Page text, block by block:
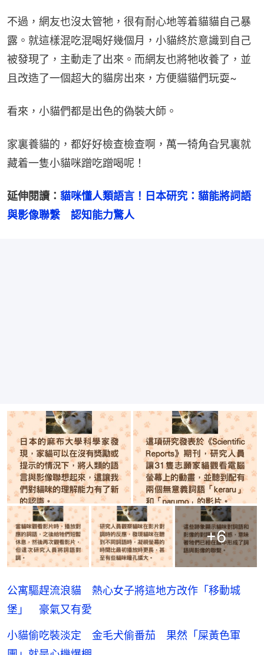
不過，網友也沒太管牠，很有耐心地等着貓貓自己暴
露。就這樣混吃混喝好幾個月，小貓終於意識到自己
被發現了，主動走了出來。而網友也將牠收養了，並
且改造了一個超大的貓房出來，方便貓貓們玩耍~
看來，小貓們都是出色的偽裝大師。
家裏養貓的，都好好檢查檢查啊，萬一犄角旮旯裏就
藏着一隻小貓咪蹭吃蹭喝呢！
延伸閱讀： 貓咪懂人類語言！日本研究：貓能將詞語
與影像聯繫　認知能力驚人
+6
公寓驅趕流浪貓 熱心女子將這地方改作「移動城
堡」 豪氣又有愛
小貓偷吃裝淡定 金毛犬偷番茄 果然「屎黃色軍